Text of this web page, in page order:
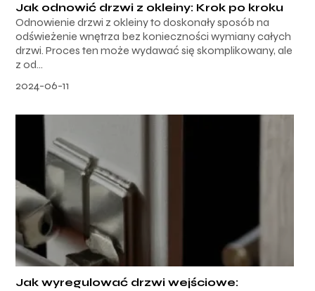
Jak odnowić drzwi z okleiny: Krok po kroku
Odnowienie drzwi z okleiny to doskonały sposób na
odświeżenie wnętrza bez konieczności wymiany całych
drzwi. Proces ten może wydawać się skomplikowany, ale
z od...
2024-06-11
Jak wyregulować drzwi wejściowe: